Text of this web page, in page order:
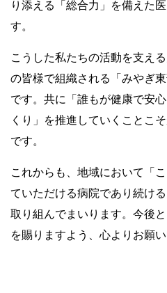
り添える「総合力」を備えた
す。
こうした私たちの活動を支え
の皆様で組織される「みやぎ
です。共に「誰もが健康で安
くり」を推進していくことこ
です。
これからも、地域において「
ていただける病院であり続け
取り組んでまいります。今後
を賜りますよう、心よりお願い